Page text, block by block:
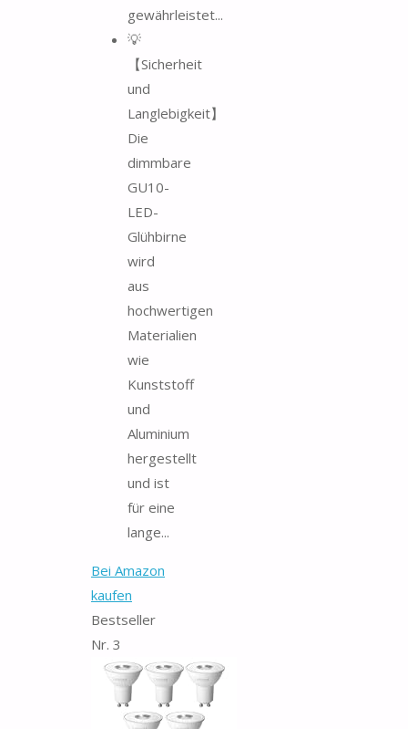
gewährleistet...
💡
【Sicherheit
und
Langlebigkeit】
Die
dimmbare
GU10-
LED-
Glühbirne
wird
aus
hochwertigen
Materialien
wie
Kunststoff
und
Aluminium
hergestellt
und ist
für eine
lange...
Bei Amazon
kaufen
Bestseller
Nr. 3